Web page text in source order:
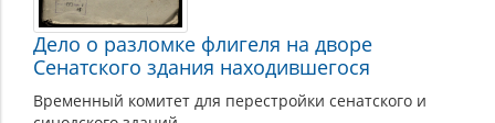
Дело о разломке флигеля на дворе
Сенатского здания находившегося
Временный комитет для перестройки сенатского и